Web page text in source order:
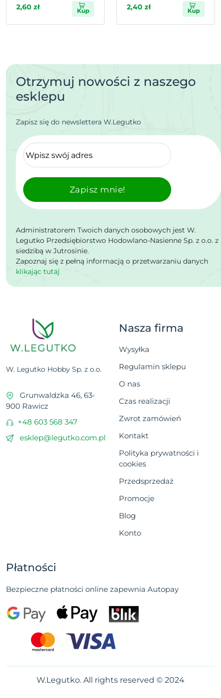
2,60 zł Kup 2,40 zł Kup
Otrzymuj nowości z naszego
esklepu
Zapisz się do newslettera W.Legutko
Zapisz mnie!
Administratorem Twoich danych osobowych jest W.
Legutko Przedsiębiorstwo Hodowlano-Nasienne Sp. z o.o. z
siedzibą w Jutrosinie.
Zapoznaj się z pełną informacją o przetwarzaniu danych
klikając tutaj
W. Legutko Hobby Sp. z o.o.
Grunwaldzka 46, 63-
900 Rawicz
+48 603 568 347
esklep@legutko.com.pl
Nasza firma
Wysyłka
Regulamin sklepu
O nas
Czas realizacji
Zwrot zamówień
Kontakt
Polityka prywatności i
cookies
Przedsprzedaż
Promocje
Blog
Konto
Płatności
Bezpieczne płatności online zapewnia Autopay
W.Legutko. All rights reserved © 2024